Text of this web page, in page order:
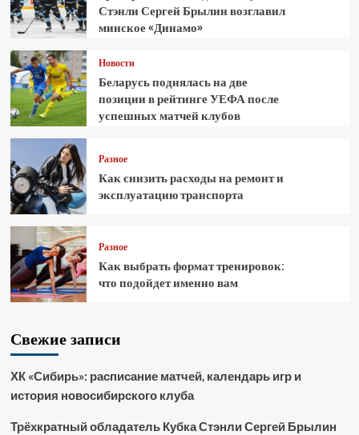
Стэнли Сергей Брылин возглавил
минское «Динамо»
Новости
Беларусь поднялась на две
позиции в рейтинге УЕФА после
успешных матчей клубов
Разное
Как снизить расходы на ремонт и
эксплуатацию транспорта
Разное
Как выбрать формат тренировок:
что подойдет именно вам
Свежие записи
ХК «Сибирь»: расписание матчей, календарь игр и
история новосибирского клуба
Трёхкратный обладатель Кубка Стэнли Сергей Брылин